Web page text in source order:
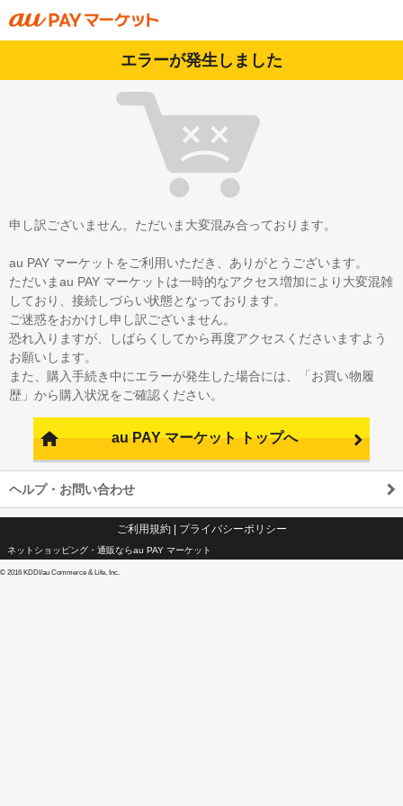
エラーが発生しました
申し訳ございません。ただいま大変混み合っております。
au PAY マーケットをご利用いただき、ありがとうございます。
ただいまau PAY マーケットは一時的なアクセス増加により大変混雑
しており、接続しづらい状態となっております。
ご迷惑をおかけし申し訳ございません。
恐れ入りますが、しばらくしてから再度アクセスくださいますよう
お願いします。
また、購入手続き中にエラーが発生した場合には、「お買い物履
歴」から購入状況をご確認ください。
au PAY マーケット トップへ
ヘルプ・お問い合わせ
ご利用規約| プライバシーポリシー
ネットショッピング・通販ならau PAY マーケット
© 2016 KDDI/au Commerce & Life, Inc.